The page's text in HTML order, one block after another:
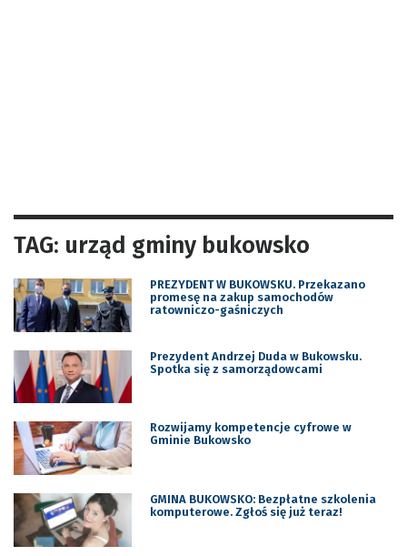
TAG: urząd gminy bukowsko
PREZYDENT W BUKOWSKU. Przekazano
promesę na zakup samochodów
ratowniczo-gaśniczych
Prezydent Andrzej Duda w Bukowsku.
Spotka się z samorządowcami
Rozwijamy kompetencje cyfrowe w
Gminie Bukowsko
GMINA BUKOWSKO: Bezpłatne szkolenia
komputerowe. Zgłoś się już teraz!